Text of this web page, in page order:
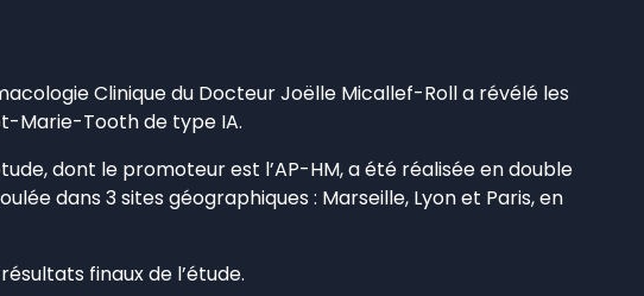
Clinique du Docteur Joëlle Micallef-Roll a révélé les
Marie-Tooth de type IA.
dont le promoteur est l’AP-HM, a été réalisée en double
dans 3 sites géographiques : Marseille, Lyon et Paris, en
finaux de l’étude.